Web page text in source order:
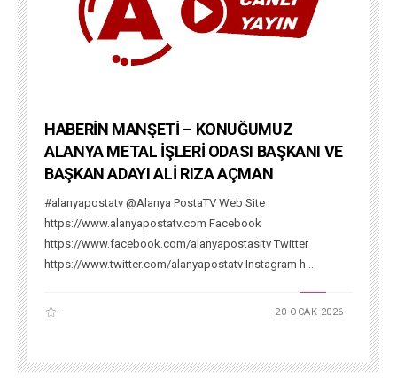
HABERİN MANŞETİ – KONUĞUMUZ
ALANYA METAL İŞLERİ ODASI BAŞKANI VE
BAŞKAN ADAYI ALİ RIZA AÇMAN
#alanyapostatv @Alanya PostaTV Web Site
https://www.alanyapostatv.com Facebook
https://www.facebook.com/alanyapostasitv Twitter
https://www.twitter.com/alanyapostatv Instagram h...
-- 20 OCAK 2026